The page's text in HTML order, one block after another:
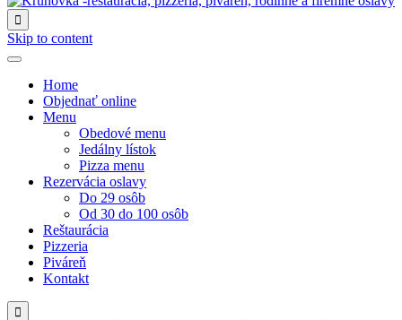

Skip to content
Home
Objednať online
Menu
Obedové menu
Jedálny lístok
Pizza menu
Rezervácia oslavy
Do 29 osôb
Od 30 do 100 osôb
Reštaurácia
Pizzeria
Piváreň
Kontakt
